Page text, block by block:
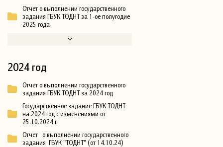
Отчет о выполнении государственного
задания ГБУК ТОДНТ за 1-ое полугодие
2025 года
2024 год
Отчет о выполнении государственного
задания ГБУК ТОДНТ за 2024 год
Государственное задание ГБУК ТОДНТ
на 2024 год с изменениями от
25.10.2024 г.
Отчет о выполнении государственного
задания ГБУК "ТОДНТ" (от 14.10.24)